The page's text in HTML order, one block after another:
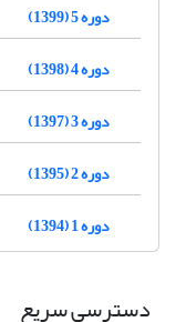
دوره 5 (1399)
دوره 4 (1398)
دوره 3 (1397)
دوره 2 (1395)
دوره 1 (1394)
دسترسی سریع